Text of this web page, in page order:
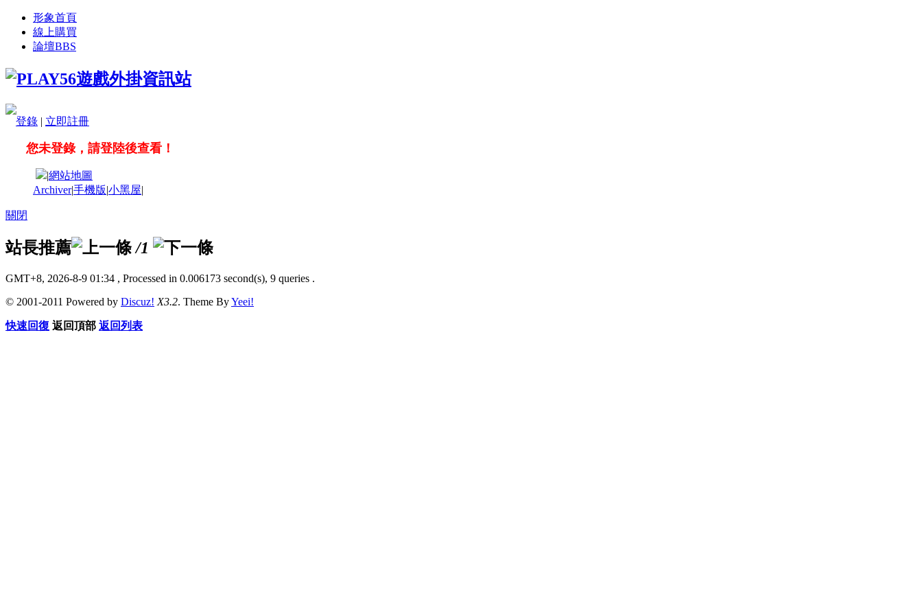
形象首頁
線上購買
論壇BBS
登錄 | 立即註冊
您未登錄，請登陸後查看！
|網站地圖
Archiver|手機版|小黑屋|
關閉
站長推薦 /1
GMT+8, 2026-8-9 01:34 , Processed in 0.006173 second(s), 9 queries .
© 2001-2011 Powered by Discuz! X3.2. Theme ByYeei!
快速回復 返回頂部 返回列表